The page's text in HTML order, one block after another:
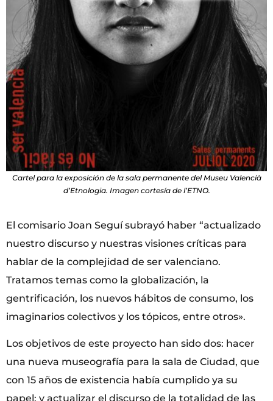
Cartel para la exposición de la sala permanente del Museu Valencià
d’Etnologia. Imagen cortesía de l’ETNO.
El comisario Joan Seguí subrayó haber “actualizado
nuestro discurso y nuestras visiones críticas para
hablar de la complejidad de ser valenciano.
Tratamos temas como la globalización, la
gentrificación, los nuevos hábitos de consumo, los
imaginarios colectivos y los tópicos, entre otros».
Los objetivos de este proyecto han sido dos: hacer
una nueva museografía para la sala de Ciudad, que
con 15 años de existencia había cumplido ya su
papel; y actualizar el discurso de la totalidad de las